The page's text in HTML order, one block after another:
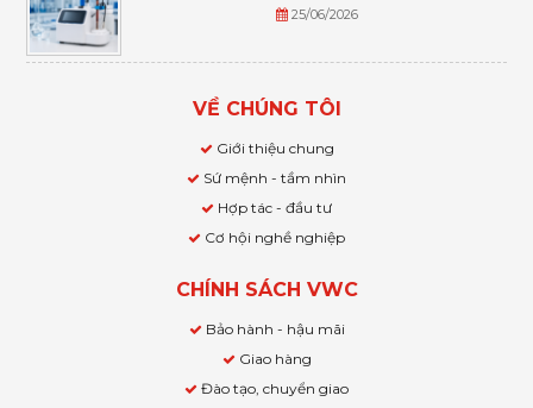
25/06/2026
VỀ CHÚNG TÔI
Giới thiệu chung
Sứ mệnh - tầm nhìn
Hợp tác - đầu tư
Cơ hội nghề nghiệp
CHÍNH SÁCH VWC
Bảo hành - hậu mãi
Giao hàng
Đào tạo, chuyển giao